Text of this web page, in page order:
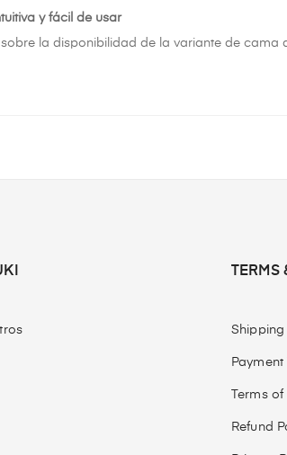
y fácil de usar
la disponibilidad de la variante de cama
Shipping
Payment
Terms
Refund